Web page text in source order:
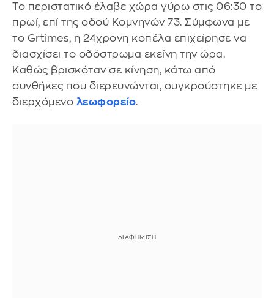
Το περιστατικό έλαβε χώρα γύρω στις 06:30 το
πρωί, επί της οδού Κομνηνών 73. Σύμφωνα με
το Grtimes, η 24χρονη κοπέλα επιχείρησε να
διασχίσει το οδόστρωμα εκείνη την ώρα.
Καθώς βρισκόταν σε κίνηση, κάτω από
συνθήκες που διερευνώνται, συγκρούστηκε με
διερχόμενο λεωφορείο.